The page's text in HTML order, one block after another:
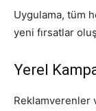
Uygulama, tüm
yeni fırsatlar
Yerel
Reklamverenler